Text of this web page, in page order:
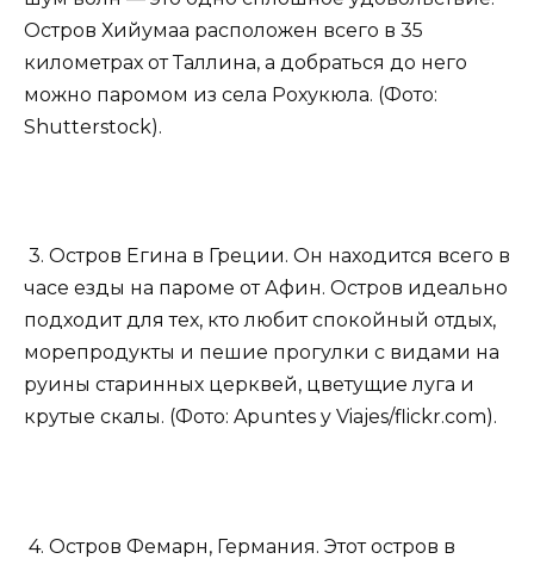
Остров Хийумаа расположен всего в 35
километрах от Таллина, а добраться до него
можно паромом из села Рохукюла. (Фото:
Shutterstock).
3. Остров Егина в Греции. Он находится всего в
часе езды на пароме от Афин. Остров идеально
подходит для тех, кто любит спокойный отдых,
морепродукты и пешие прогулки с видами на
руины старинных церквей, цветущие луга и
крутые скалы. (Фото: Apuntes y Viajes/flickr.com).
4. Остров Фемарн, Германия. Этот остров в